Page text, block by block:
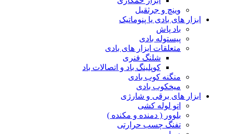
وینچ و جرثقیل
ابزار های بادی یا پنوماتیک
باد پاش
پیستوله بادی
متعلقات ابزار های بادی
شلنگ فنری
کوپلینگ باد و اتصالات باد
منگنه کوب بادی
میخکوب بادی
ابزار های برقی و شارژی
اتو لوله کشی
بلوور ( دمنده و مکنده )
تفنگ چسب حرارتی